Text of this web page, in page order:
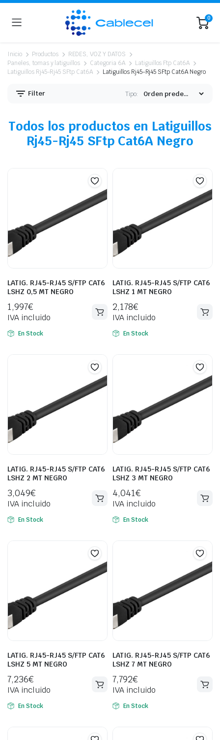
0
Inicio Productos
REDES, VOZ Y DATOS
Paneles, tomas y latiguillos
Categoria 6A
Latiguillos Ftp Cat6A
Latiguillos Rj45-Rj45 SFtp Cat6A
Latiguillos Rj45-Rj45 SFtp Cat6A Negro
Filter Tipo:
Todos los productos en Latiguillos
Rj45-Rj45 SFtp Cat6A Negro
LATIG. RJ45-RJ45 S/FTP CAT6
LSHZ 0,5 MT NEGRO
1,997€
IVA incluido
En Stock
LATIG. RJ45-RJ45 S/FTP CAT6
LSHZ 1 MT NEGRO
2,178€
IVA incluido
En Stock
LATIG. RJ45-RJ45 S/FTP CAT6
LSHZ 2 MT NEGRO
3,049€
IVA incluido
En Stock
LATIG. RJ45-RJ45 S/FTP CAT6
LSHZ 3 MT NEGRO
4,041€
IVA incluido
En Stock
LATIG. RJ45-RJ45 S/FTP CAT6
LSHZ 5 MT NEGRO
7,236€
IVA incluido
En Stock
LATIG. RJ45-RJ45 S/FTP CAT6
LSHZ 7 MT NEGRO
7,792€
IVA incluido
En Stock